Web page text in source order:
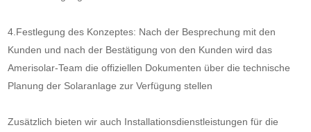
4.Festlegung des Konzeptes: Nach der Besprechung mit den
Kunden und nach der Bestätigung von den Kunden wird das
Amerisolar-Team die offiziellen Dokumenten über die technische
Planung der Solaranlage zur Verfügung stellen
Zusätzlich bieten wir auch Installationsdienstleistungen für die